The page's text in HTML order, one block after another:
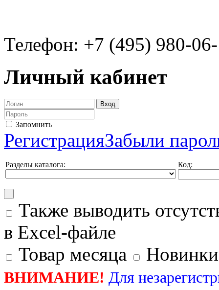
Телефон: +7 (495) 980-
Личный кабинет
Запомнить
РегистрацияЗабыли
Разделы каталога: Код:
Также выводить
в Excel-файле
Товар месяца
Новинки
ВНИМАНИЕ! Для